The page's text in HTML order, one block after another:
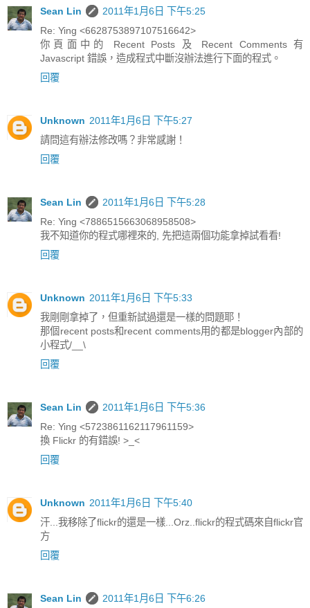
Sean Lin
2011年1月6日 下午5:25
Re: Ying <6628753897107516642>
你頁面中的 Recent Posts 及 Recent Comments 有
Javascript 錯誤，造成程式中斷沒辦法進行下面的程式。
回覆
Unknown 2011年1月6日 下午5:27
請問這有辦法修改嗎？非常感謝！
回覆
Sean Lin
2011年1月6日 下午5:28
Re: Ying <7886515663068958508>
我不知道你的程式哪裡來的, 先把這兩個功能拿掉試看看!
回覆
Unknown 2011年1月6日 下午5:33
我剛剛拿掉了，但重新試過還是一樣的問題耶！
那個recent posts和recent comments用的都是blogger內部的
小程式/__\
回覆
Sean Lin
2011年1月6日 下午5:36
Re: Ying <5723861162117961159>
換 Flickr 的有錯誤! >_<
回覆
Unknown 2011年1月6日 下午5:40
汗...我移除了flickr的還是一樣...Orz..flickr的程式碼來自flickr官
方
回覆
Sean Lin
2011年1月6日 下午6:26